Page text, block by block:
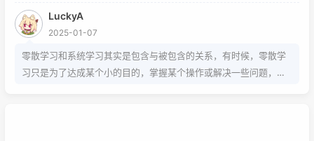
LuckyA
2025-01-07
零散学习和系统学习其实是包含与被包含的关系，有时候，零散学
习只是为了达成某个小的目的，掌握某个操作或解决一些问题，而